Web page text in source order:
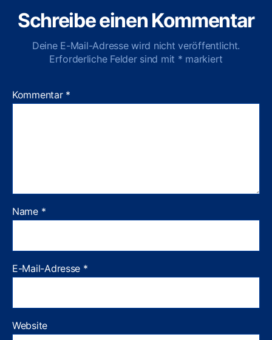
Schreibe einen Kommentar
Deine E-Mail-Adresse wird nicht veröffentlicht.
Erforderliche Felder sind mit * markiert
Kommentar *
Name *
E-Mail-Adresse *
Website